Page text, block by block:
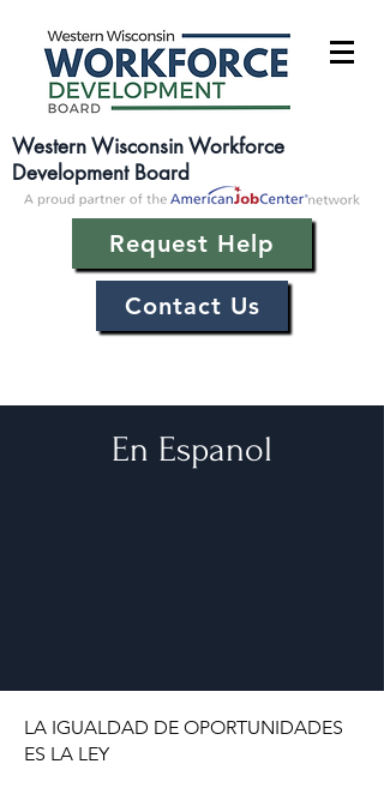
Western Wisconsin Workforce
Development Board
Request Help
Contact Us
En Espanol
LA IGUALDAD DE OPORTUNIDADES
ES LA LEY